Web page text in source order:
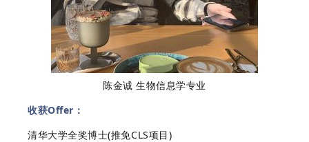
陈金诚 生物信息学专业
收获Offer：
清华大学全奖博士(推免CLS项目)